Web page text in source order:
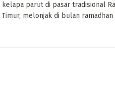
parut di pasar tradisional
melonjak di bulan ramadhan